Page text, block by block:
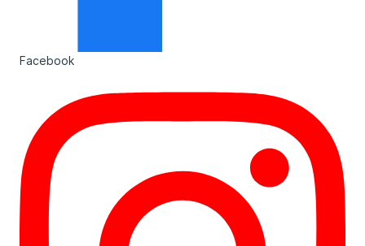
Facebook